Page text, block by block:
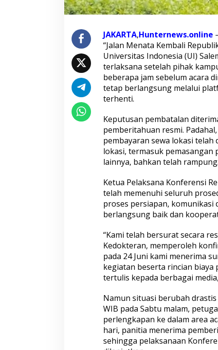
i
R
p
u
b
l
i
k
"
a
t
a
a
M
e
n
a
a
k
d
U
I
P
a
n
i
t
i
JAKARTA,Hunternews.online
“Jalan Menata Kembali
Universitas Indonesia (UI)
terlaksana setelah pihak
beberapa jam sebelum acara
tetap berlangsung melalui
terhenti.
Keputusan pembatalan
pemberitahuan resmi.
pembayaran sewa lokasi telah
lokasi, termasuk pemasangan
lainnya, bahkan telah rampung.
Ketua Pelaksana Konferensi
telah memenuhi seluruh
proses persiapan, komunikasi
berlangsung baik dan
“Kami telah bersurat secara
Kedokteran, memperoleh
pada 24 Juni kami menerima
kegiatan beserta rincian biaya
tertulis kepada berbagai
Namun situasi berubah
WIB pada Sabtu malam,
perlengkapan ke dalam area
hari, panitia menerima
sehingga pelaksanaan